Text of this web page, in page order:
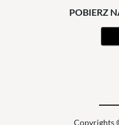
POBIERZ
Copyrights